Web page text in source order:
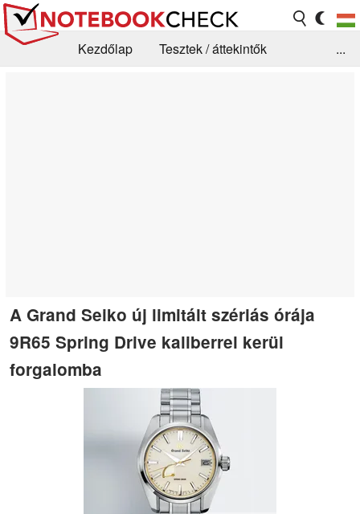
Kezdőlap
Tesztek / áttekintők
...
A Grand Seiko új limitált szériás órája
9R65 Spring Drive kaliberrel kerül
forgalomba